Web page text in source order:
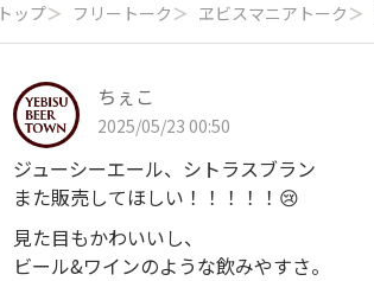
トップ＞ フリートーク ＞ ヱビスマニアトーク ＞
ちぇこ
2025/05/23 00:50
ジューシーエール、シトラスブラン
また販売してほしい！！！！！😢
見た目もかわいいし、
ビール&ワインのような飲みやすさ。